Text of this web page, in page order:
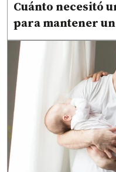
Cuánto necesitó
para mantener